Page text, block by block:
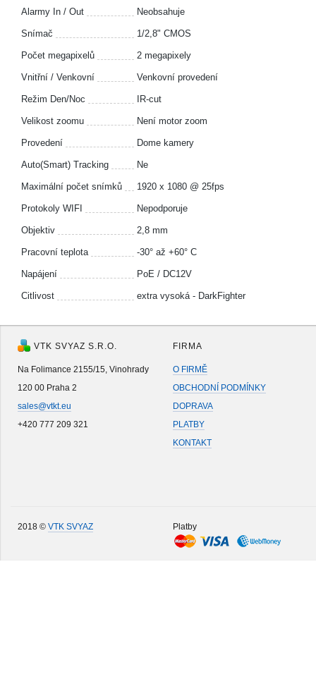
Alarmy In / Out Neobsahuje
Snímač 1/2,8" CMOS
Počet megapixelů 2 megapixely
Vnitřní / Venkovní Venkovní provedení
Režim Den/Noc IR-cut
Velikost zoomu Není motor zoom
Provedení Dome kamery
Auto(Smart) Tracking Ne
Maximální počet snímků 1920 x 1080 @ 25fps
Protokoly WIFI Nepodporuje
Objektiv 2,8 mm
Pracovní teplota -30° až +60° C
Napájení PoE / DC12V
Citlivost extra vysoká - DarkFighter
VTK SVYAZ S.R.O.
Na Folimance 2155/15, Vinohrady
120 00 Praha 2
sales@vtkt.eu
+420 777 209 321
FIRMA
O FIRMĚ
OBCHODNÍ PODMÍNKY
DOPRAVA
PLATBY
KONTAKT
2018 © VTK SVYAZ Platby